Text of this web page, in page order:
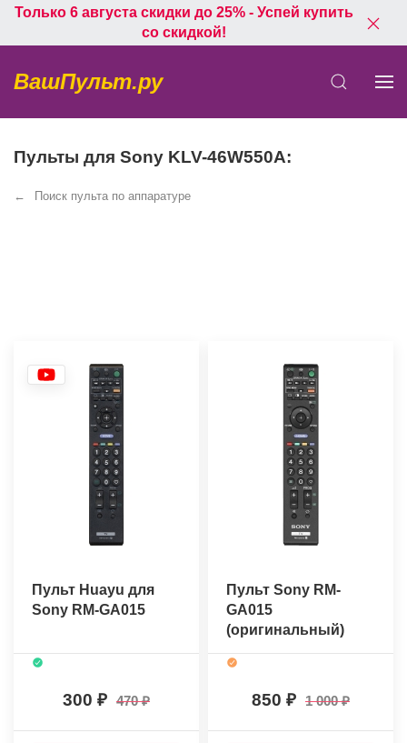
Только 6 августа скидки до 25% - Успей купить
со скидкой!
ВашПульт.ру
Пульты для Sony KLV-46W550A:
Поиск пульта по аппаратуре
Пульт Huayu для
Sony RM-GA015
300 470
Пульт Sony RM-
GA015
(оригинальный)
850 1 000